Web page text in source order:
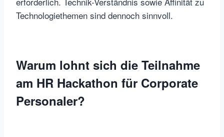
Technologiethemen sind dennoch sinnvoll.
Warum lohnt sich die Teilnahme
am HR Hackathon für Corporate
Personaler?